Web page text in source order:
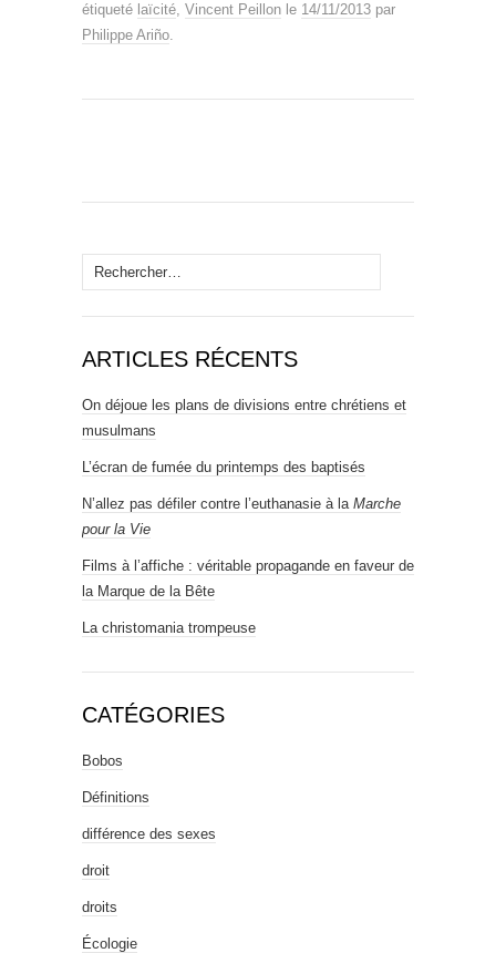
étiqueté laïcité, Vincent Peillon le 14/11/2013 par
Philippe Ariño.
Rechercher :
ARTICLES RÉCENTS
On déjoue les plans de divisions entre chrétiens et
musulmans
L’écran de fumée du printemps des baptisés
N’allez pas défiler contre l’euthanasie à la Marche
pour la Vie
Films à l’affiche : véritable propagande en faveur de
la Marque de la Bête
La christomania trompeuse
CATÉGORIES
Bobos
Définitions
différence des sexes
droit
droits
Écologie